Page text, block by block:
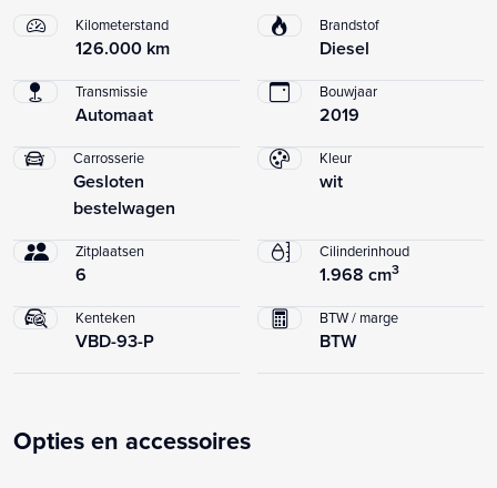
Kilometerstand
126.000 km
Brandstof
Diesel
Transmissie
Automaat
Bouwjaar
2019
Carrosserie
Gesloten
bestelwagen
Kleur
wit
Zitplaatsen
6
Cilinderinhoud
1.968 cm3
Kenteken
VBD-93-P
BTW / marge
BTW
Opties en accessoires